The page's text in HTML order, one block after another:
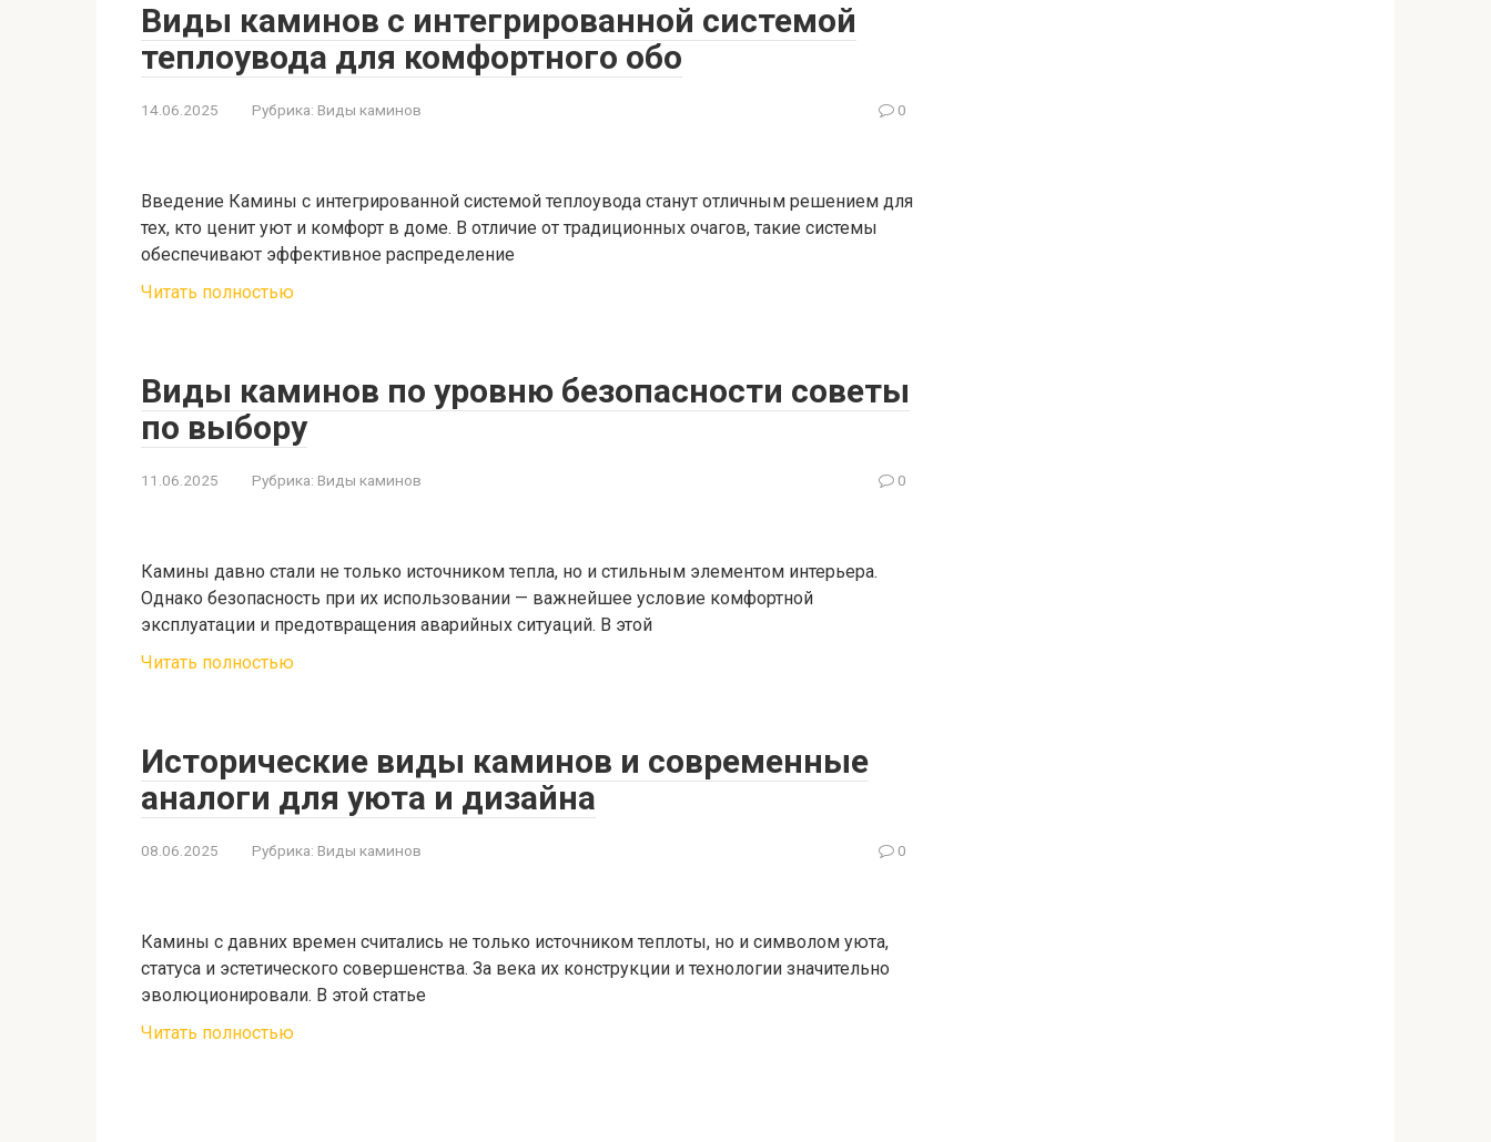
Виды каминов с интегрированной системой
теплоувода для комфортного обо
14.06.2025 Рубрика: Виды каминов 0
Введение Камины с интегрированной системой теплоувода станут отличным решением для
тех, кто ценит уют и комфорт в доме. В отличие от традиционных очагов, такие системы
обеспечивают эффективное распределение
Читать полностью
Виды каминов по уровню безопасности советы
по выбору
11.06.2025 Рубрика: Виды каминов 0
Камины давно стали не только источником тепла, но и стильным элементом интерьера.
Однако безопасность при их использовании — важнейшее условие комфортной
эксплуатации и предотвращения аварийных ситуаций. В этой
Читать полностью
Исторические виды каминов и современные
аналоги для уюта и дизайна
08.06.2025 Рубрика: Виды каминов 0
Камины с давних времен считались не только источником теплоты, но и символом уюта,
статуса и эстетического совершенства. За века их конструкции и технологии значительно
эволюционировали. В этой статье
Читать полностью